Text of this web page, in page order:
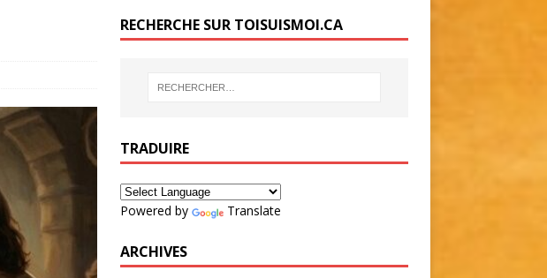
RECHERCHE SUR TOISUISMOI.CA
TRADUIRE
Powered by Translate
ARCHIVES